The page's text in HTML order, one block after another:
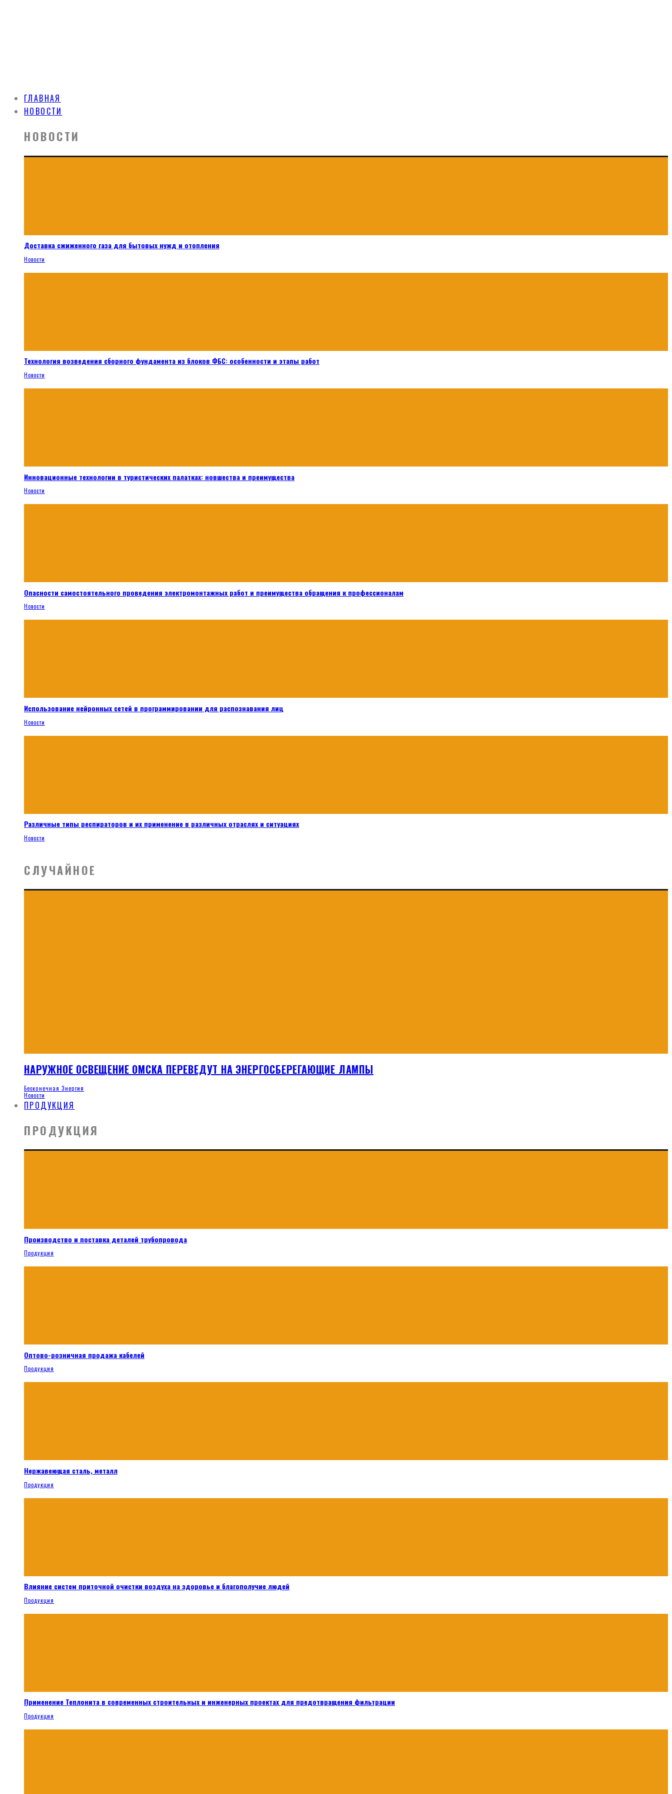
ГЛАВНАЯ
НОВОСТИ
НОВОСТИ
Доставка сжиженного газа для бытовых нужд и отопления
Новости
Технология возведения сборного фундамента из блоков ФБС: особенности и этапы работ
Новости
Инновационные технологии в туристических палатках: новшества и преимущества
Новости
Опасности самостоятельного проведения электромонтажных работ и преимущества обращения к профессионалам
Новости
Использование нейронных сетей в программировании для распознавания лиц
Новости
Различные типы респираторов и их применение в различных отраслях и ситуациях
Новости
СЛУЧАЙНОЕ
НАРУЖНОЕ ОСВЕЩЕНИЕ ОМСКА ПЕРЕВЕДУТ НА ЭНЕРГОСБЕРЕГАЮЩИЕ ЛАМПЫ
Бесконечная Энергия
Новости
ПРОДУКЦИЯ
ПРОДУКЦИЯ
Производство и поставка деталей трубопровода
Продукция
Оптово-розничная продажа кабелей
Продукция
Нержавеющая сталь, металл
Продукция
Влияние систем приточной очистки воздуха на здоровье и благополучие людей
Продукция
Применение Теплонита в современных строительных и инженерных проектах для предотвращения фильтрации
Продукция